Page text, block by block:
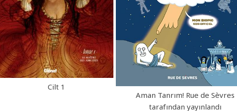
Aman Tanrım! Rue de Sèvres
tarafından yayınlandı
Cilt 1